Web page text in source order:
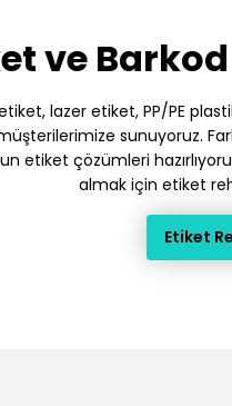
ve
lazer etiket, PP/PE
sunuyoruz.
etiket çözümleri
almak için etiket
Etiket